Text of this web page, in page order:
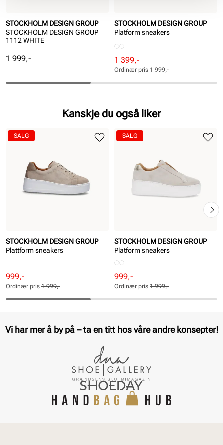
STOCKHOLM DESIGN GROUP
STOCKHOLM DESIGN GROUP
1112 WHITE
Pris
1 999,-
STOCKHOLM DESIGN GROUP
Platform sneakers
Rabattert
pris
Pris
1 399,-
Ordinær
pris
Pris
Ordinær pris 1 999,-
Kanskje du også liker
STOCKHOLM DESIGN GROUP
Plattform sneakers
Rabattert
pris
Pris
999,-
Ordinær
pris
Pris
Ordinær pris 1 999,-
SALG
STOCKHOLM DESIGN GROUP
Platform sneakers
Rabattert
pris
Pris
999,-
Ordinær
pris
Pris
Ordinær pris 1 999,-
SALG
Vi har mer å by på – ta en titt hos våre andre konsepter!